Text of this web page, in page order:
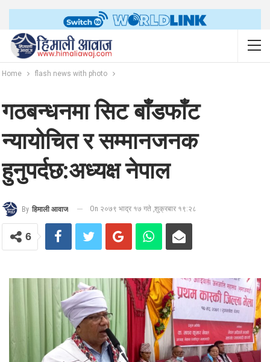
Home flash news with photo
गठबन्धनमा सिट बाँडफाँट
न्यायोचित र सम्मानजनक
हुनुपर्दछ:अध्यक्ष नेपाल
By हिमाली आवाज On २०७९ भाद्र १७ गते ,शुक्रबार १९:२८
6